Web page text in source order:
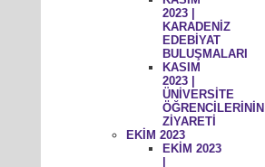
2023 |
KARADENİZ
EDEBİYAT
BULUŞMALARI
KASIM
2023 |
ÜNİVERSİTE
ÖĞRENCİLERİNİN
ZİYARETİ
EKİM 2023
EKİM 2023